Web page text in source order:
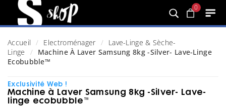
0
Accueil Electroménager
Lave-Linge & Sèche-
Linge
Machine À Laver Samsung 8kg -Silver- Lave-Linge
Ecobubble™
Exclusivité Web !
Machine à Laver Samsung 8kg -Silver- Lave-
linge ecobubble™